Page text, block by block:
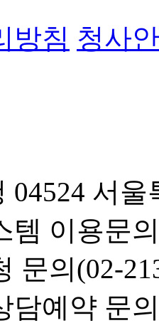
방침 청사
04524 서
템 이용문
문의(02-
담예약 문